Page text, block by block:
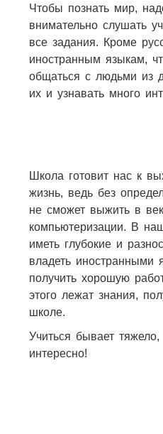
Чтобы познать мир,
внимательно слушать
все задания. Кроме
иностранным языкам,
общаться с людьми из
их и узнавать много
Школа готовит нас к
жизнь, ведь без
не сможет выжить в
компьютеризации. В
иметь глубокие и
владеть иностранными
получить хорошую
этого лежат знания,
школе.
Учиться бывает
интересно!